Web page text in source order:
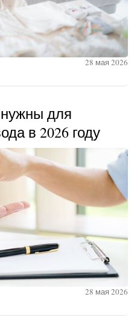
28 мая 2026
для
в 2026 году
28 мая 2026